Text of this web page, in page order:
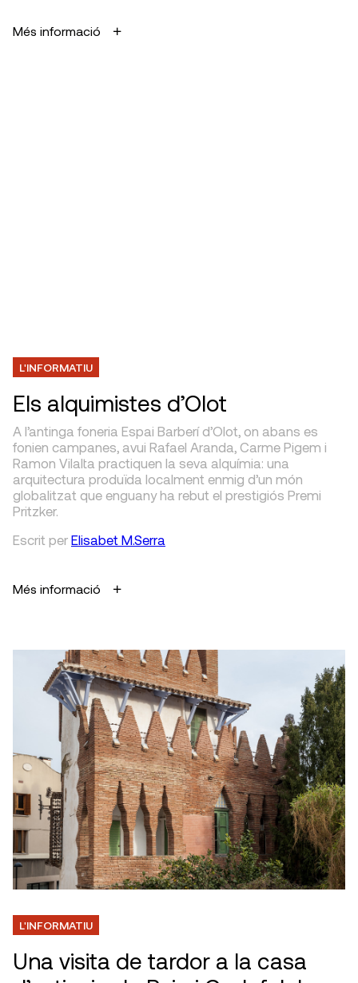
Més informació
L'INFORMATIU
Els alquimistes d’Olot
A l’antinga foneria Espai Barberí d’Olot, on abans es
fonien campanes, avui Rafael Aranda, Carme Pigem i
Ramon Vilalta practiquen la seva alquímia: una
arquitectura produïda localment enmig d’un món
globalitzat que enguany ha rebut el prestigiós Premi
Pritzker.
Escrit per Elisabet M.Serra
Més informació
L'INFORMATIU
Una visita de tardor a la casa